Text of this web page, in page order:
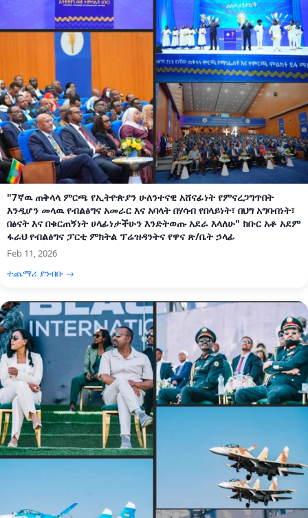
"7ኛዉ ጠቅላላ ምርጫ የኢትዮጵያን ሁለንተናዊ አሸናፊነት የምናረጋግጥበት
እንዲሆን መላዉ የብልፅግና አመራር እና አባላት በሃሳብ የበላይነት፣ በህግ አግባብነት፣
በፅናት እና በቁርጠኝነት ሀላፊነታችሁን እንድትወጡ አደራ እላለሁ" ክቡር አቶ አደም
ፋራህ የብልፅግና ፓርቲ ምክትል ፕሬዝዳንትና የዋና ጽ/ቤት ኃላፊ
Feb 11, 2026
ተጨማሪ ያንብቡ →